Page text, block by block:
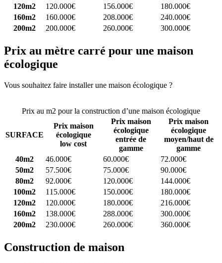
120m2
120.000€ 156.000€
180.000€
160m2
160.000€ 208.000€
240.000€
200m2
200.000€ 260.000€ 300.000€
Prix au mètre carré pour une maison
écologique
Vous souhaitez faire installer une maison écologique ?
Prix au m2 pour la construction d’une maison écologique
SURFACE
Prix maison
écologique
low cost
Prix maison
écologique
entrée de
gamme
Prix maison
écologique
moyen/haut de
gamme
40m2
46.000€ 60.000€
72.000€
50m2
57.500€ 75.000€
90.000€
80m2
92.000€ 120.000€
144.000€
100m2
115.000€ 150.000€
180.000€
120m2
120.000€ 180.000€
216.000€
160m2
138.000€ 288.000€
300.000€
200m2
230.000€ 260.000€ 360.000€
Construction de maison